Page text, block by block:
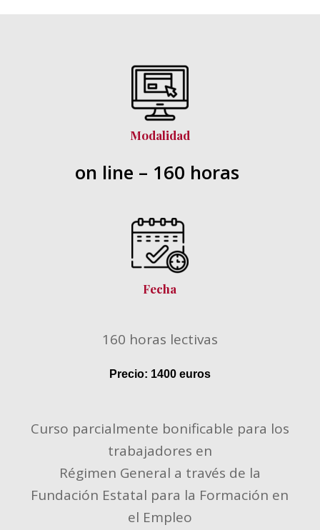
Modalidad
on line – 160 horas
Fecha
160 horas lectivas
Precio: 1400 euros
Curso parcialmente bonificable para los
trabajadores en
Régimen General a través de la
Fundación Estatal para la Formación en
el Empleo